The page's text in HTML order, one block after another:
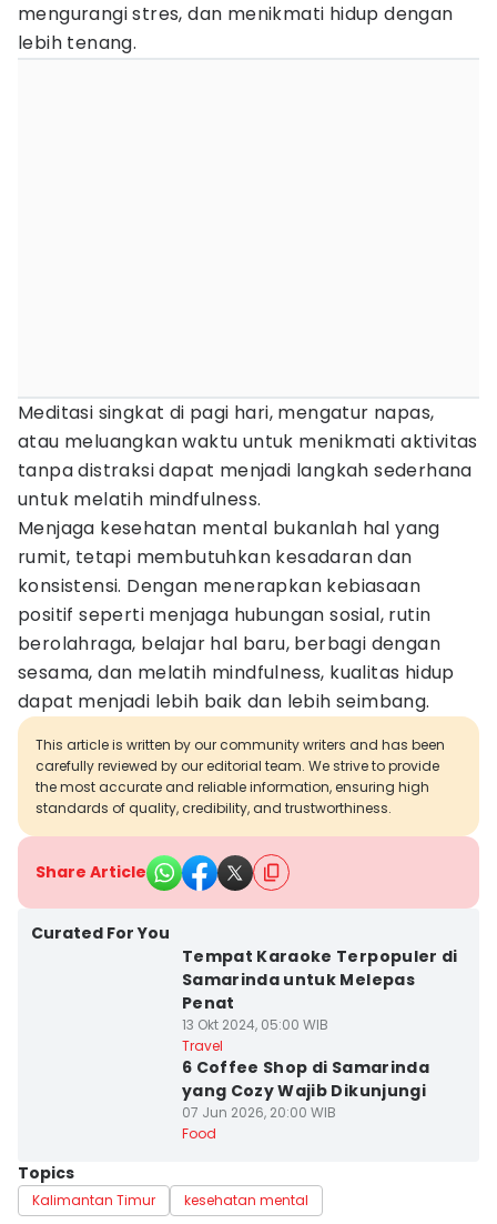
mengurangi stres, dan menikmati hidup dengan
lebih tenang.
Meditasi singkat di pagi hari, mengatur napas,
atau meluangkan waktu untuk menikmati aktivitas
tanpa distraksi dapat menjadi langkah sederhana
untuk melatih mindfulness.
Menjaga kesehatan mental bukanlah hal yang
rumit, tetapi membutuhkan kesadaran dan
konsistensi. Dengan menerapkan kebiasaan
positif seperti menjaga hubungan sosial, rutin
berolahraga, belajar hal baru, berbagi dengan
sesama, dan melatih mindfulness, kualitas hidup
dapat menjadi lebih baik dan lebih seimbang.
This article is written by our community writers and has been
carefully reviewed by our editorial team. We strive to provide
the most accurate and reliable information, ensuring high
standards of quality, credibility, and trustworthiness.
Share Article
Curated For You
Tempat Karaoke Terpopuler di
Samarinda untuk Melepas
Penat
13 Okt 2024, 05:00 WIB
Travel
6 Coffee Shop di Samarinda
yang Cozy Wajib Dikunjungi
07 Jun 2026, 20:00 WIB
Food
Topics
Kalimantan Timur kesehatan mental